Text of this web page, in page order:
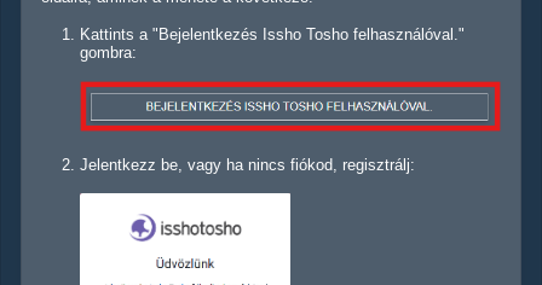
Kattints a "Bejelentkezés Issho Tosho felhasználóval."
gombra:
Jelentkezz be, vagy ha nincs fiókod, regisztrálj: